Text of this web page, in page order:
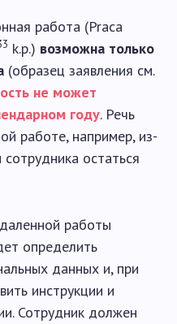
работа (Praca
k.p.) возможна только
(образец заявления см.
не может
году. Речь
работе, например, из-
остаться
работы
определить
данных и, при
инструкции и
Сотрудник должен